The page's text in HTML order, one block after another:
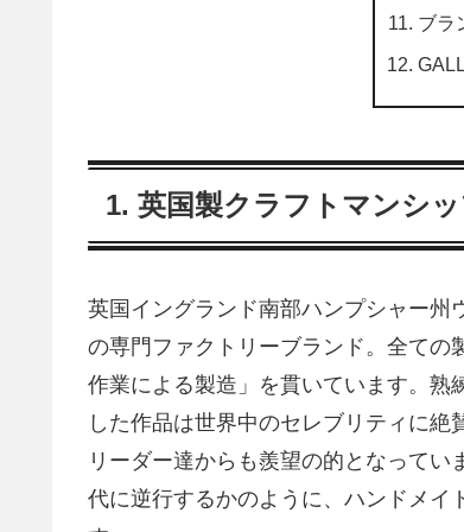
ブラ
1. 英国製クラフトマンシ
英国イングランド南部ハンプシャー州
の専門ファクトリーブランド。全ての
作業による製造」を貫いています。熟
した作品は世界中のセレブリティに
リーダー達からも羨望の的となって
代に逆行するかのように、ハンドメイ